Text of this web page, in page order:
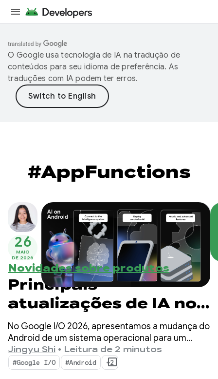
O Google usa tecnologia de IA na tradução de
conteúdos para seu idioma de preferência. As
traduções com IA podem ter erros.
#AppFunctions
26
MAIO
DE 2026
Novidades sobre produtos
Principais
atualizações de IA no
Android para criar
experiências
inteligentes do Google
No Google I/O 2026, apresentamos a mudança do
Android de um sistema operacional para um
sistema de inteligência. Também mostramos
como criar experiências inteligentes de forma
nativa com o sistema e trazer o poder da IA do
Jingyu Shi • Leitura de 2 minutos
#Google I/O #Android +2